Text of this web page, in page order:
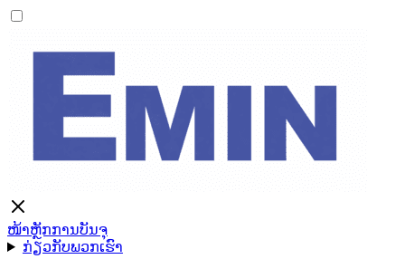
ໜ້າຫຼັກການບັນຈຸ
ກ່ຽວກັບພວກເຮົາ